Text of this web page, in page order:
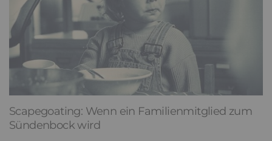
Scapegoating: Wenn ein Familienmitglied zum
Sündenbock wird